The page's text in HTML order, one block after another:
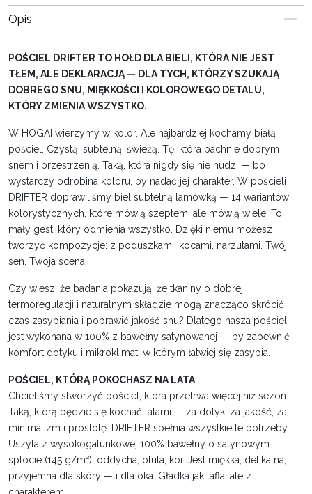
Opis
POŚCIEL DRIFTER TO HOŁD DLA BIELI, KTÓRA NIE JEST
TŁEM, ALE DEKLARACJĄ — DLA TYCH, KTÓRZY SZUKAJĄ
DOBREGO SNU, MIĘKKOŚCI I KOLOROWEGO DETALU,
KTÓRY ZMIENIA WSZYSTKO.
W HOGAI wierzymy w kolor. Ale najbardziej kochamy białą
pościel. Czystą, subtelną, świeżą. Tę, która pachnie dobrym
snem i przestrzenią. Taką, która nigdy się nie nudzi — bo
wystarczy odrobina koloru, by nadać jej charakter. W pościeli
DRIFTER doprawiliśmy biel subtelną lamówką — 14 wariantów
kolorystycznych, które mówią szeptem, ale mówią wiele. To
mały gest, który odmienia wszystko. Dzięki niemu możesz
tworzyć kompozycje: z poduszkami, kocami, narzutami. Twój
sen. Twoja scena.
Czy wiesz, że badania pokazują, że tkaniny o dobrej
termoregulacji i naturalnym składzie mogą znacząco skrócić
czas zasypiania i poprawić jakość snu? Dlatego nasza pościel
jest wykonana w 100% z bawełny satynowanej — by zapewnić
komfort dotyku i mikroklimat, w którym łatwiej się zasypia.
POŚCIEL, KTÓRĄ POKOCHASZ NA LATA
Chcieliśmy stworzyć pościel, która przetrwa więcej niż sezon.
Taką, którą będzie się kochać latami — za dotyk, za jakość, za
minimalizm i prostotę. DRIFTER spełnia wszystkie te potrzeby.
Uszyta z wysokogatunkowej 100% bawełny o satynowym
splocie (145 g/m²), oddycha, otula, koi. Jest miękka, delikatna,
przyjemna dla skóry — i dla oka. Gładka jak tafla, ale z
charakterem.